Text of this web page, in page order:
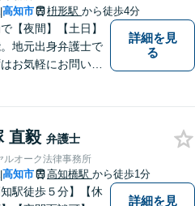
|高知市 枡形駅 から徒歩4分
【夜間】【土日】
地元出身弁護士で
お気軽にお問い合
詳細を見
る
直毅 弁護士
ルオーク法律事務所
|高知市 高知橋駅 から徒歩1分
知駅徒歩５分】【休
詳細を見